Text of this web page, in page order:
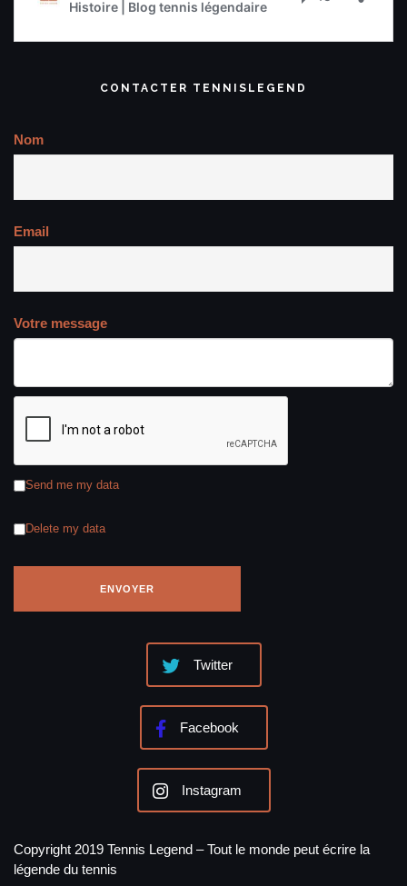
CONTACTER TENNISLEGEND
Nom
Email
Votre message
Send me my data
Delete my data
Twitter
Facebook
Instagram
Copyright 2019 Tennis Legend – Tout le monde peut écrire la
légende du tennis